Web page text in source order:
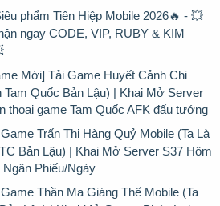
phẩm Tiên Hiệp Mobile 2026🔥 - 💥
ngay CODE, VIP, RUBY & KIM
Mới] Tải Game Huyết Cảnh Chi
Quốc Bản Lậu) | Khai Mở Server
thoại game Tam Quốc AFK đấu tướng
Trấn Thi Hàng Quỷ Mobile (Ta Là
Bản Lậu) | Khai Mở Server S37 Hôm
Phiếu/Ngày
Thần Ma Giáng Thế Mobile (Ta